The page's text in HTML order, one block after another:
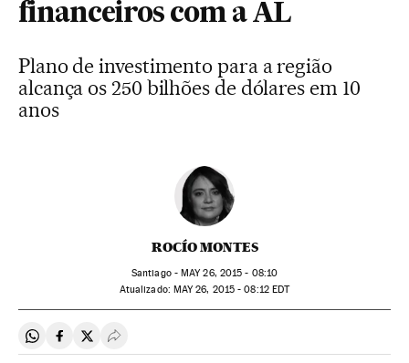
financeiros com a AL
Plano de investimento para a região
alcança os 250 bilhões de dólares em 10
anos
ROCÍO MONTES
Santiago -MAY26, 2015 - 08:10
atualizado: MAY26, 2015 - 08:12EDT
Compartir en Whatsapp
Compartir en Facebook
Compartir en Twitter
Desplegar Redes Sociales